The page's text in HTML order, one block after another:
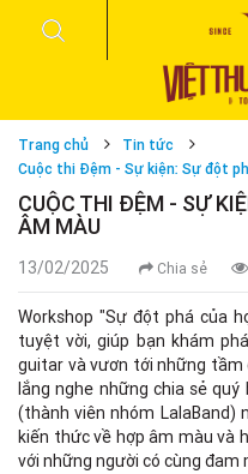
Trang chủ
Tin tức
Cuộc thi Đệm - Sự kiện: Sự đột
CUỘC THI ĐỆM - SỰ
ÂM MÀU
13/02/2025 Chia sẻ
Workshop "Sự đột phá của
tuyệt vời, giúp bạn khám
guitar và vươn tới những tầm
lắng nghe những chia sẻ
(thành viên nhóm LalaBand)
kiến thức về hợp âm màu và
với những người có cùng đam